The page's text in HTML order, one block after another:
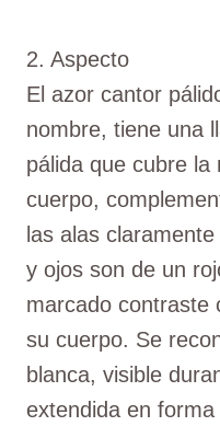
2. Aspecto
El azor cantor
nombre, tiene una
pálida que cubre
cuerpo,
las alas
y ojos son de un
marcado contraste
su cuerpo. Se
blanca, visible
extendida en